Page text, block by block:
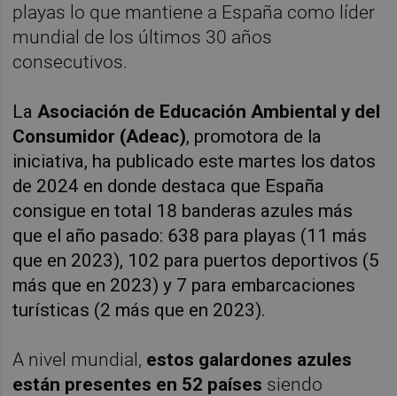
playas lo que mantiene a España como líder
mundial de los últimos 30 años
consecutivos.
La Asociación de Educación Ambiental y del
Consumidor (Adeac), promotora de la
iniciativa, ha publicado este martes los datos
de 2024 en donde destaca que España
consigue en total 18 banderas azules más
que el año pasado: 638 para playas (11 más
que en 2023), 102 para puertos deportivos (5
más que en 2023) y 7 para embarcaciones
turísticas (2 más que en 2023).
A nivel mundial, estos galardones azules
están presentes en 52 países siendo